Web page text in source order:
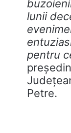
lunii
pentru
Petre.